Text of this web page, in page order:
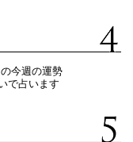
今週の運勢
で占います